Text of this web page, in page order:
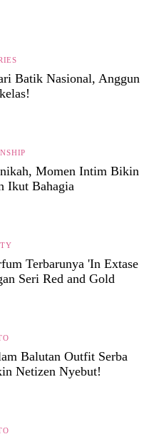
Batik Nasional, Anggun
Momen Intim Bikin
Ikut Bahagia
Terbarunya 'In Extase
Seri Red and Gold
Balutan Outfit Serba
Netizen Nyebut!